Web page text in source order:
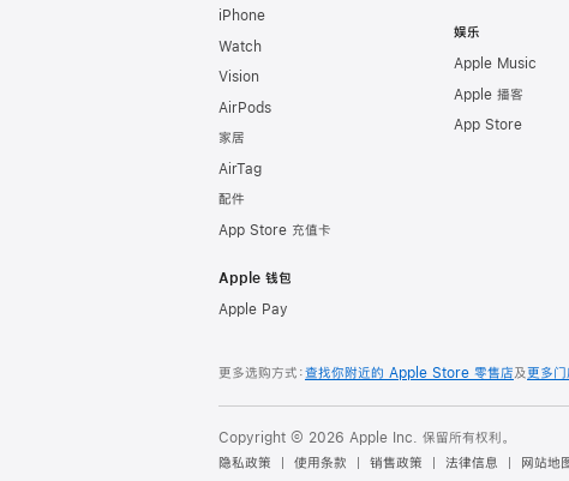
iPhone
Watch
Vision
AirPods
家居
AirTag
配件
App Store 充值卡
Apple 钱包
Apple Pay
娱乐
Apple Music
Apple 播客
App Store
更多选购方式：查找你附近的 Apple Store 零售店及更多门
Copyright © 2026 Apple Inc. 保留所有权利。
隐私政策
使用条款 销售政策 法律信息 网站地